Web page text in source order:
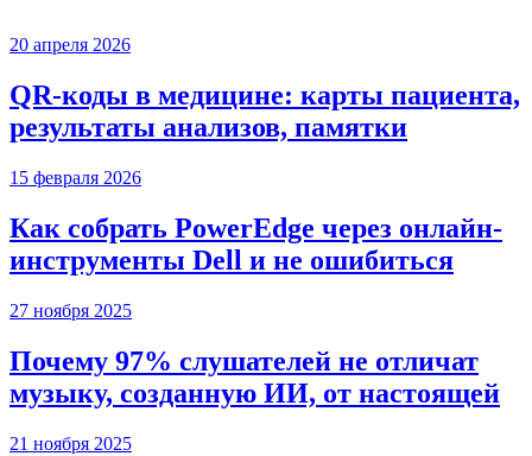
20 апреля 2026
QR-коды в медицине: карты пациента,
результаты анализов, памятки
15 февраля 2026
Как собрать PowerEdge через онлайн-
инструменты Dell и не ошибиться
27 ноября 2025
Почему 97% слушателей не отличат
музыку, созданную ИИ, от настоящей
21 ноября 2025